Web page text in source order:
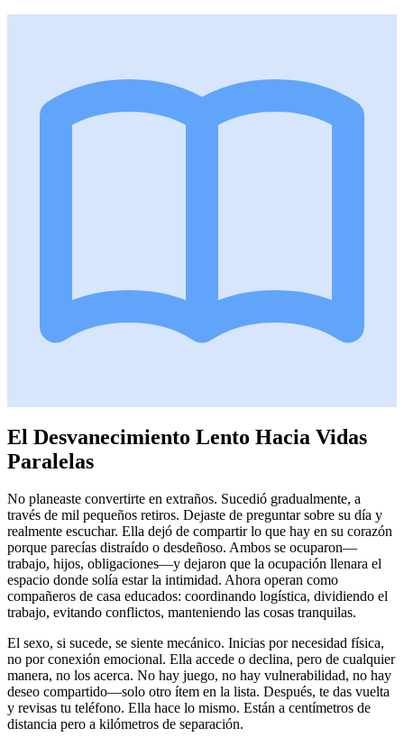
El Desvanecimiento Lento Hacia Vidas
Paralelas
No planeaste convertirte en extraños. Sucedió gradualmente, a
través de mil pequeños retiros. Dejaste de preguntar sobre su día y
realmente escuchar. Ella dejó de compartir lo que hay en su corazón
porque parecías distraído o desdeñoso. Ambos se ocuparon—
trabajo, hijos, obligaciones—y dejaron que la ocupación llenara el
espacio donde solía estar la intimidad. Ahora operan como
compañeros de casa educados: coordinando logística, dividiendo el
trabajo, evitando conflictos, manteniendo las cosas tranquilas.
El sexo, si sucede, se siente mecánico. Inicias por necesidad física,
no por conexión emocional. Ella accede o declina, pero de cualquier
manera, no los acerca. No hay juego, no hay vulnerabilidad, no hay
deseo compartido—solo otro ítem en la lista. Después, te das vuelta
y revisas tu teléfono. Ella hace lo mismo. Están a centímetros de
distancia pero a kilómetros de separación.